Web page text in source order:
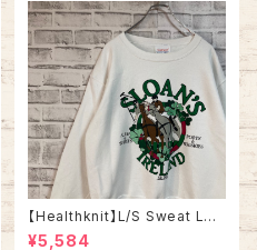
【Healthknit】L/S Sweat L相
当 80s Made in USA アイル
¥5,584